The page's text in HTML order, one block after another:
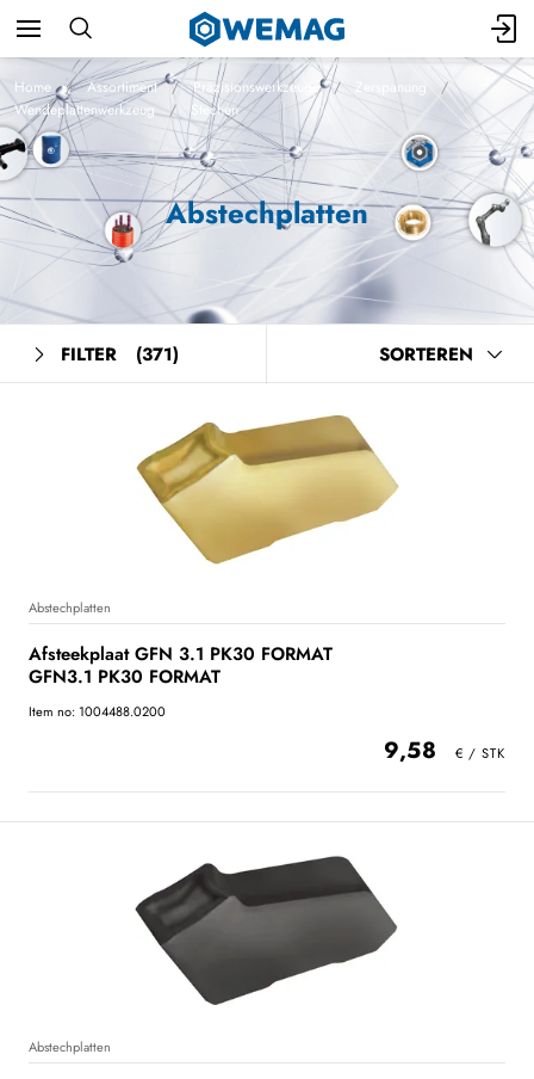
Home Assortiment Präzisionswerkzeuge
Zerspanung
Wendeplattenwerkzeug
Stechen
Abstechplatten
FILTER (371) SORTEREN
Abstechplatten
Afsteekplaat GFN 3.1 PK30 FORMAT
GFN3.1 PK30 FORMAT
Item no: 1004488.0200
9,58
Abstechplatten